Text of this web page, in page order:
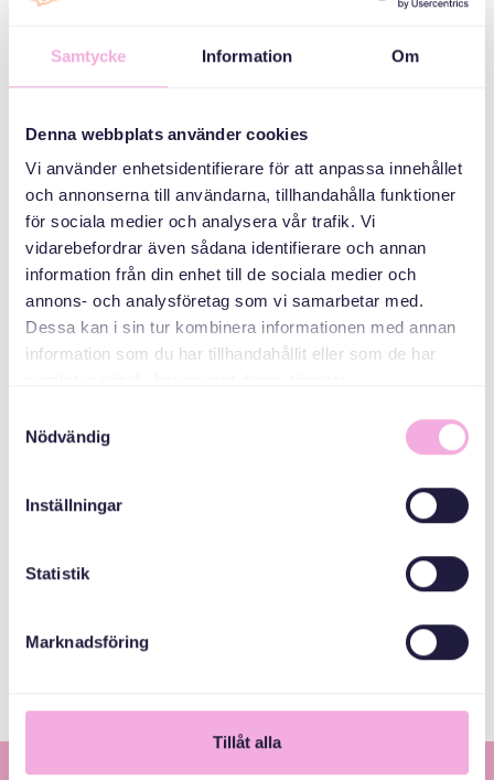
Samtycke Information Om
Denna webbplats använder cookies
Vi använder enhetsidentifierare för att anpassa innehållet
och annonserna till användarna, tillhandahålla funktioner
för sociala medier och analysera vår trafik. Vi
vidarebefordrar även sådana identifierare och annan
information från din enhet till de sociala medier och
annons- och analysföretag som vi samarbetar med.
Dessa kan i sin tur kombinera informationen med annan
information som du har tillhandahållit eller som de har
Nödvändig
Inställningar
Statistik
Marknadsföring
Tillåt alla
Kulamada
bokningen@svenskamedbaby.se